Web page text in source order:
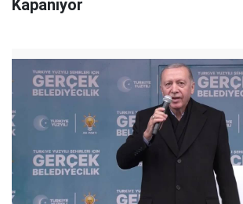
Kapanıyor